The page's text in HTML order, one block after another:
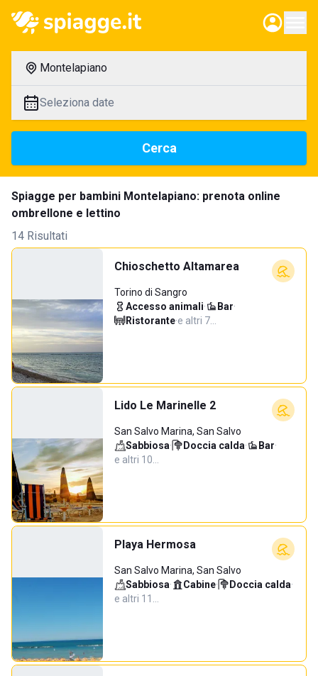
Montelapiano
Seleziona date
Cerca
Spiagge per bambini Montelapiano: prenota online
ombrellone e lettino
14 Risultati
Chioschetto Altamarea
Torino di Sangro
Accesso animali· Bar·
Ristorante·e altri 7…
Lido Le Marinelle 2
San Salvo Marina, San Salvo
Sabbiosa· Doccia calda· Bar·
e altri 10…
Playa Hermosa
San Salvo Marina, San Salvo
Sabbiosa· Cabine· Doccia calda·
e altri 11…